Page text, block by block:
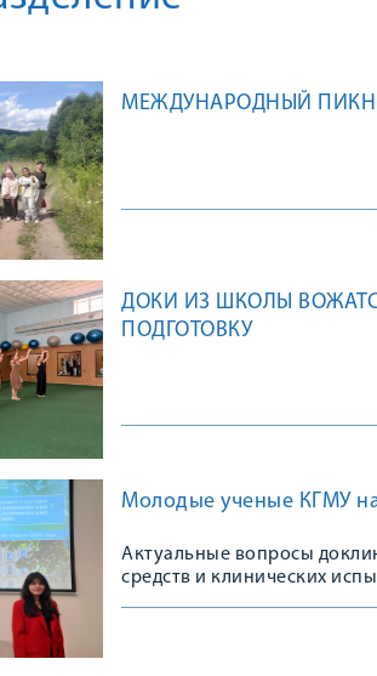
МЕЖДУНАРОДНЫЙ
ДОКИ ИЗ ШКОЛЫ
ПОДГОТОВКУ
Молодые ученые КГМУ
Актуальные вопросы
средств и клинических